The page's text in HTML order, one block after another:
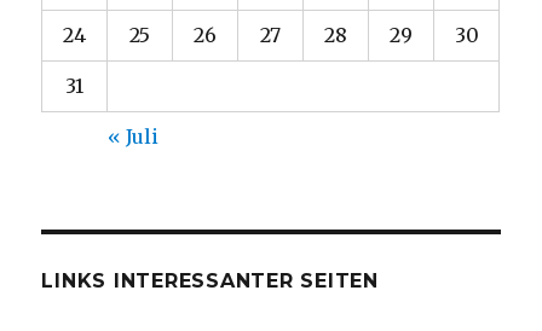
24 25 26 27 28 29 30
31
« Juli
LINKS INTERESSANTER SEITEN